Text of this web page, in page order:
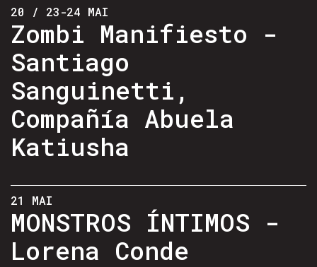
20 / 23-24 MAI
Zombi Manifiesto -
Santiago
Sanguinetti,
Compañía Abuela
Katiusha
21 MAI
MONSTROS ÍNTIMOS -
Lorena Conde